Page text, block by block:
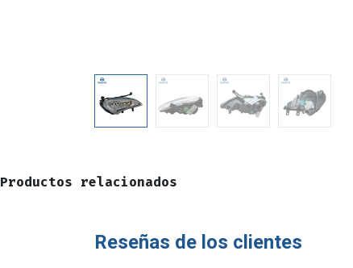
Productos relacionados
Reseñas de los clientes